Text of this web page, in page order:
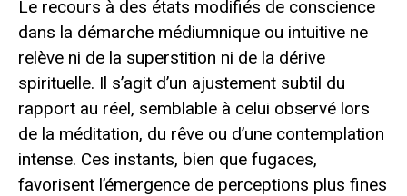
Le recours à des états modifiés de conscience
dans la démarche médiumnique ou intuitive ne
relève ni de la superstition ni de la dérive
spirituelle. Il s’agit d’un ajustement subtil du
rapport au réel, semblable à celui observé lors
de la méditation, du rêve ou d’une contemplation
intense. Ces instants, bien que fugaces,
favorisent l’émergence de perceptions plus fines